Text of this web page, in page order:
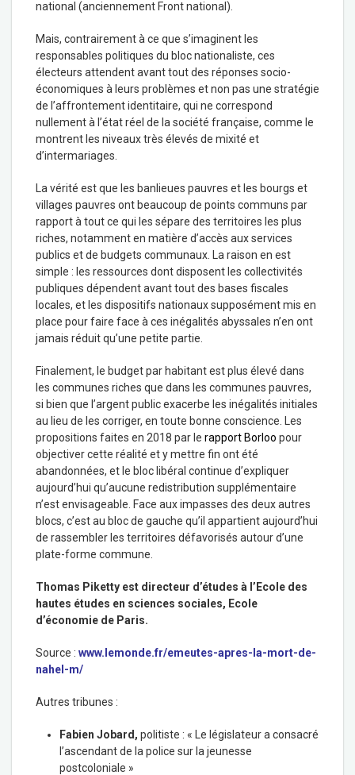
national (anciennement Front national).
Mais, contrairement à ce que s’imaginent les
responsables politiques du bloc nationaliste, ces
électeurs attendent avant tout des réponses socio-
économiques à leurs problèmes et non pas une stratégie
de l’affrontement identitaire, qui ne correspond
nullement à l’état réel de la société française, comme le
montrent les niveaux très élevés de mixité et
d’intermariages.
La vérité est que les banlieues pauvres et les bourgs et
villages pauvres ont beaucoup de points communs par
rapport à tout ce qui les sépare des territoires les plus
riches, notamment en matière d’accès aux services
publics et de budgets communaux. La raison en est
simple : les ressources dont disposent les collectivités
publiques dépendent avant tout des bases fiscales
locales, et les dispositifs nationaux supposément mis en
place pour faire face à ces inégalités abyssales n’en ont
jamais réduit qu’une petite partie.
Finalement, le budget par habitant est plus élevé dans
les communes riches que dans les communes pauvres,
si bien que l’argent public exacerbe les inégalités initiales
au lieu de les corriger, en toute bonne conscience. Les
propositions faites en 2018 par le rapport Borloo pour
objectiver cette réalité et y mettre fin ont été
abandonnées, et le bloc libéral continue d’expliquer
aujourd’hui qu’aucune redistribution supplémentaire
n’est envisageable. Face aux impasses des deux autres
blocs, c’est au bloc de gauche qu’il appartient aujourd’hui
de rassembler les territoires défavorisés autour d’une
plate-forme commune.
Thomas Piketty est directeur d’études à l’Ecole des
hautes études en sciences sociales, Ecole
d’économie de Paris.
Source : www.lemonde.fr/emeutes-apres-la-mort-de-
nahel-m/
Autres tribunes :
Fabien Jobard, politiste : « Le législateur a consacré
l’ascendant de la police sur la jeunesse
postcoloniale »